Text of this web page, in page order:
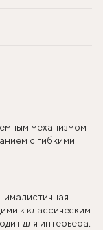
механизмом
с гибкими
к классическим
для интерьера,